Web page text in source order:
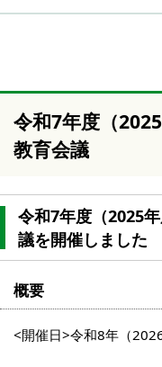
令和7年度（
教育会議
令和7年度（2025
議を開催しました
概要
<開催日>令和8年（